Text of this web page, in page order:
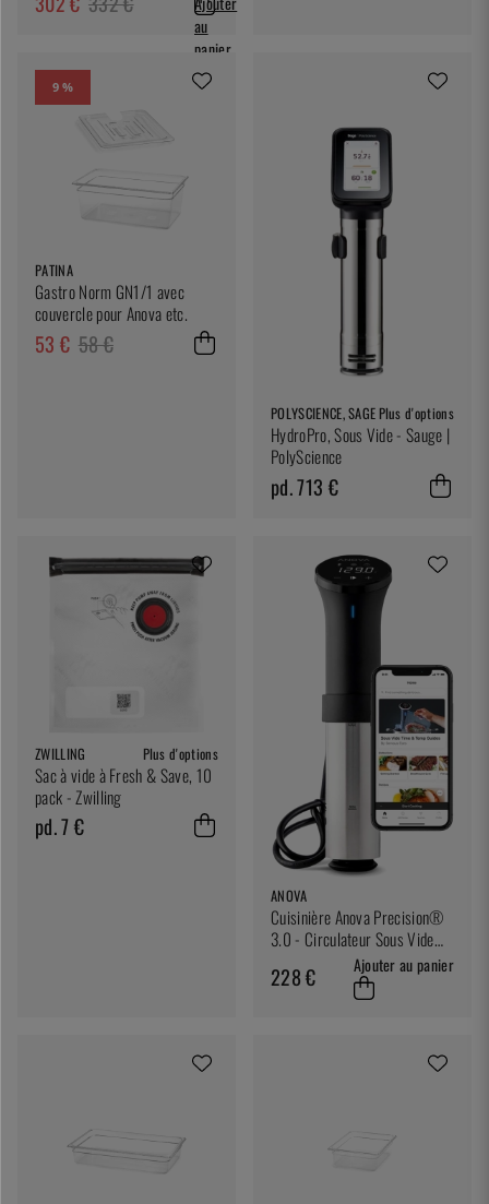
au
panier
9 %
PATINA
Gastro Norm GN1/1 avec
couvercle pour Anova etc.
53 € 58 €
POLYSCIENCE, SAGE Plus d'options
HydroPro, Sous Vide - Sauge |
PolyScience
pd. 713 €
ZWILLING Plus d'options
Sac à vide à Fresh & Save, 10
pack - Zwilling
pd. 7 €
ANOVA
Cuisinière Anova Precision®
3.0 - Circulateur Sous Vide
228 € Ajouter au panier